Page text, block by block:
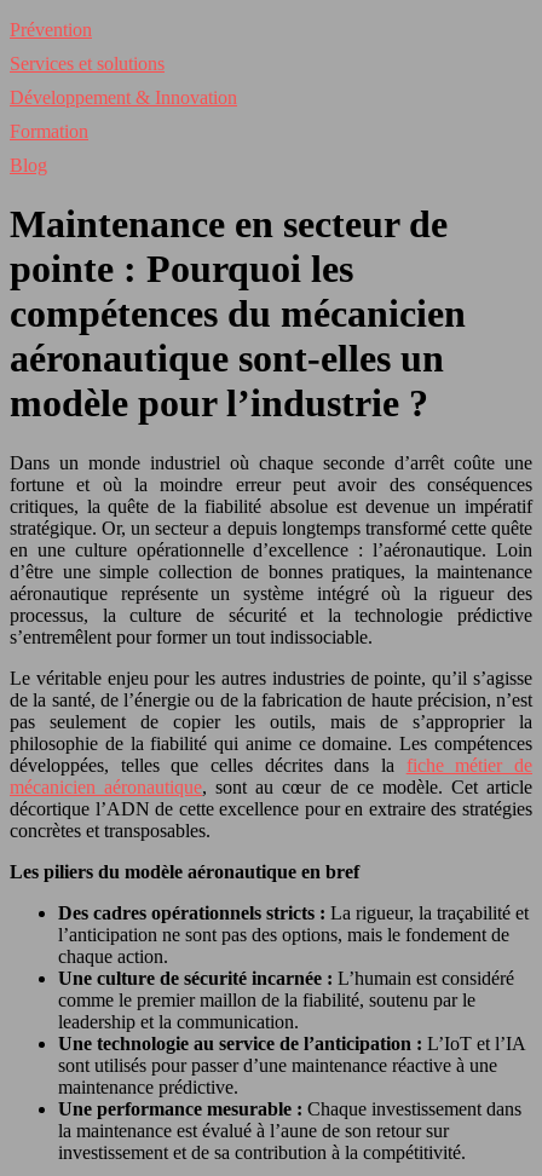
Prévention
Services et solutions
Développement & Innovation
Formation
Blog
Maintenance en secteur de
pointe : Pourquoi les
compétences du mécanicien
aéronautique sont-elles un
modèle pour l’industrie ?
Dans un monde industriel où chaque seconde d’arrêt coûte une
fortune et où la moindre erreur peut avoir des conséquences
critiques, la quête de la fiabilité absolue est devenue un impératif
stratégique. Or, un secteur a depuis longtemps transformé cette quête
en une culture opérationnelle d’excellence : l’aéronautique. Loin
d’être une simple collection de bonnes pratiques, la maintenance
aéronautique représente un système intégré où la rigueur des
processus, la culture de sécurité et la technologie prédictive
s’entremêlent pour former un tout indissociable.
Le véritable enjeu pour les autres industries de pointe, qu’il s’agisse
de la santé, de l’énergie ou de la fabrication de haute précision, n’est
pas seulement de copier les outils, mais de s’approprier la
philosophie de la fiabilité qui anime ce domaine. Les compétences
développées, telles que celles décrites dans la fiche métier de
mécanicien aéronautique, sont au cœur de ce modèle. Cet article
décortique l’ADN de cette excellence pour en extraire des stratégies
concrètes et transposables.
Les piliers du modèle aéronautique en bref
Des cadres opérationnels stricts : La rigueur, la traçabilité et
l’anticipation ne sont pas des options, mais le fondement de
chaque action.
Une culture de sécurité incarnée : L’humain est considéré
comme le premier maillon de la fiabilité, soutenu par le
leadership et la communication.
Une technologie au service de l’anticipation : L’IoT et l’IA
sont utilisés pour passer d’une maintenance réactive à une
maintenance prédictive.
Une performance mesurable : Chaque investissement dans
la maintenance est évalué à l’aune de son retour sur
investissement et de sa contribution à la compétitivité.